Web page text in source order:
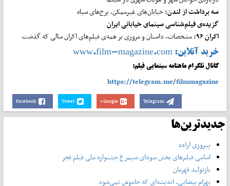
سه برداشت از لندن:خیابان‌های غیرممکن، برج‌های سیاه
گزیده‌ی فیلمشناسی سینمای خیابانی ایران
اکران ۹۶:
مشخصات، داستان و مروری بر همه‌ی فیلم‌های اکران سالی که گذشت
خرید آنلاین:www.film-magazine.com
کانال تلگرام ماهنامه سینمایی فیلم:
https://telegram.me/filmmagazine
Facebook Tweet Google+ Telegram
جدیدترین‌ها
پیروزی اراده
اسامی فیلم‌های بخش سودای سیمرغ جشنواره‌ ملی فیلم فجر
بازتولید قهرمان
بهرام بیضایی، اندیشه‌ای که خاموش نمی‌شود